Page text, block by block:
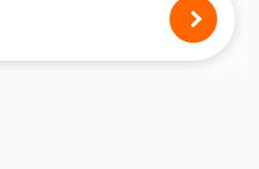
des pneus moto avec les
de votre motoSYM DD 50ci-